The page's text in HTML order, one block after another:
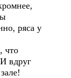
ряса у
что
вдруг